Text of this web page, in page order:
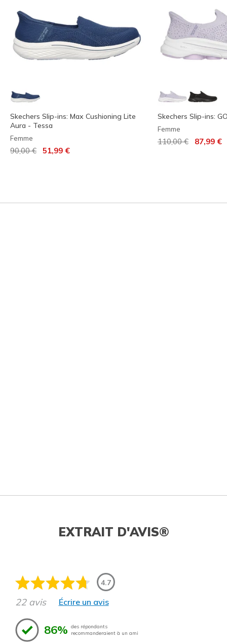
Skechers Slip-ins: Max Cushioning Lite
Aura - Tessa
Femme
Prix réduit de
90,00 € 51,99 €
Skechers Slip-ins:
Femme
Prix réduit de
110,00 €à 87,99 €
EXTRAIT D'AVIS®
4.7
22 avis Écrire un avis
86% des répondants
recommanderaient à un ami